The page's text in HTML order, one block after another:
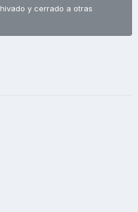
y cerrado a otras